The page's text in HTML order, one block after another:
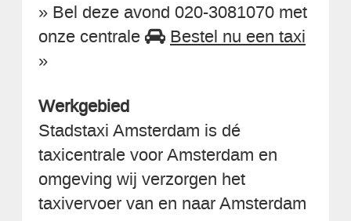
» Bel deze avond 020-3081070 met
onze centrale
Bestel nu een taxi
»
Werkgebied
Stadstaxi Amsterdam is dé
taxicentrale voor Amsterdam en
omgeving wij verzorgen het
taxivervoer van en naar Amsterdam